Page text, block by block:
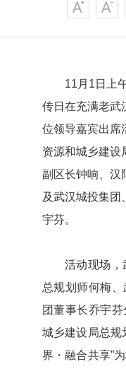
11月1日上
传日在充满老武
位领导嘉宾出席
资源和城乡建设
副区长钟响、汉
及武汉城投集团
宇芬。
活动现场，
总规划师何梅
团董事长乔宇
城乡建设局总规
界・融合共享”